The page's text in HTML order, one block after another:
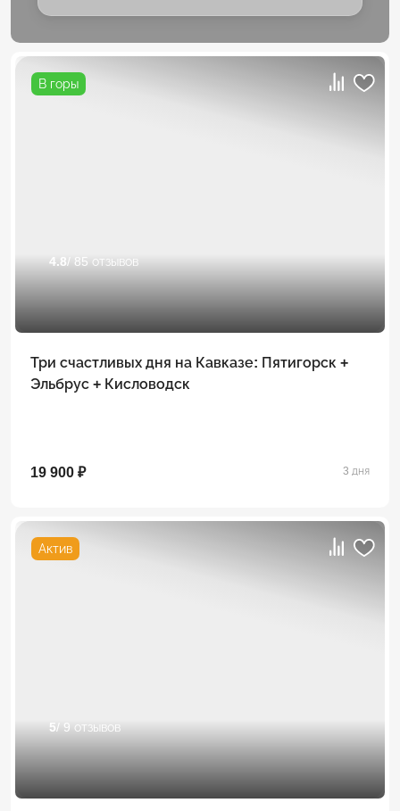
В горы
4.8/ 85 отзывов
Три счастливых дня на Кавказе: Пятигорск +
Эльбрус + Кисловодск
19 900 ₽ 3 дня
Актив
5/ 9 отзывов